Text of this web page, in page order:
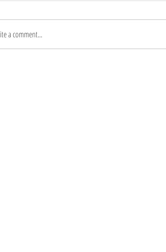
a comment...